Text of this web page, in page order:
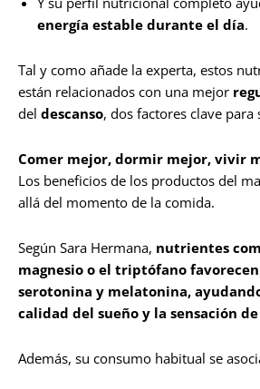
energía estable durante el día.
Tal y como añade la experta, estos
están relacionados con una mejor
del descanso, dos factores clave para
Comer mejor, dormir mejor, vivir
Los beneficios de los productos del
allá del momento de la comida.
Según Sara Hermana, nutrientes
magnesio o el triptófano
serotonina y melatonina,
calidad del sueño y la sensación
Además, su consumo habitual se